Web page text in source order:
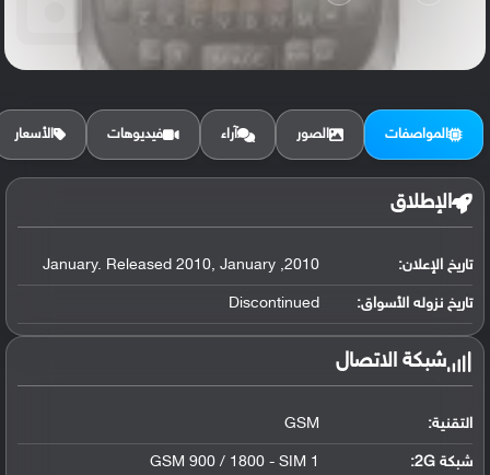
المواصفات الصور آراء فيديوهات الأسعار
الإطلاق
تاريخ الإعلان: 2010, January. Released 2010, January
تاريخ نزوله الأسواق: Discontinued
شبكة الاتصال
التقنية: GSM
شبكة 2G: GSM 900 / 1800 - SIM 1